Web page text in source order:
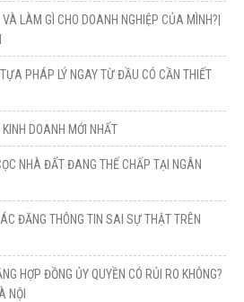
LÀM GÌ CHO DOANH NGHIỆP CỦA MÌNH?|
PHÁP LÝ NGAY TỪ ĐẦU CÓ CẦN THIẾT
DOANH MỚI NHẤT
NHÀ ĐẤT ĐANG THẾ CHẤP TẠI NGÂN
ĐĂNG THÔNG TIN SAI SỰ THẬT TRÊN
HỢP ĐỒNG ỦY QUYỀN CÓ RỦI RO KHÔNG?
NỘI